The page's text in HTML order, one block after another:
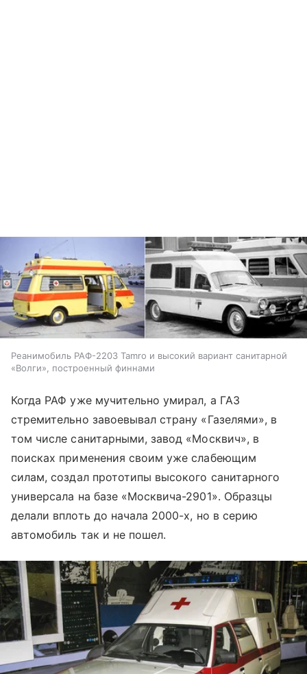
Реанимобиль РАФ-2203 Tamro и высокий вариант санитарной
«Волги», построенный финнами
Когда РАФ уже мучительно умирал, а ГАЗ
стремительно завоевывал страну «Газелями», в
том числе санитарными, завод «Москвич», в
поисках применения своим уже слабеющим
силам, создал прототипы высокого санитарного
универсала на базе «Москвича-2901». Образцы
делали вплоть до начала 2000-х, но в серию
автомобиль так и не пошел.